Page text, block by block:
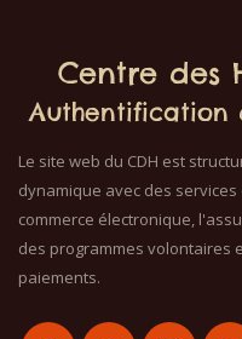
Centre des
Authentification
Le site web du CDH est
dynamique avec des services
commerce électronique,
des programmes volontaires
paiements.